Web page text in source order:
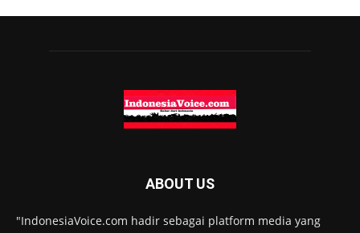
ABOUT US
"IndonesiaVoice.com hadir sebagai platform media yang